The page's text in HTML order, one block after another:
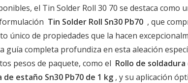
el Tin Solder Roll 30 70 se destaca como
Tin Solder Roll Sn30 Pb70 , que
único de propiedades que la hacen
completa profundiza en esta aleación
pesos de paquete, como el Rollo de soldadura
de estaño Sn30 Pb70 de 1 kg , y su aplicación